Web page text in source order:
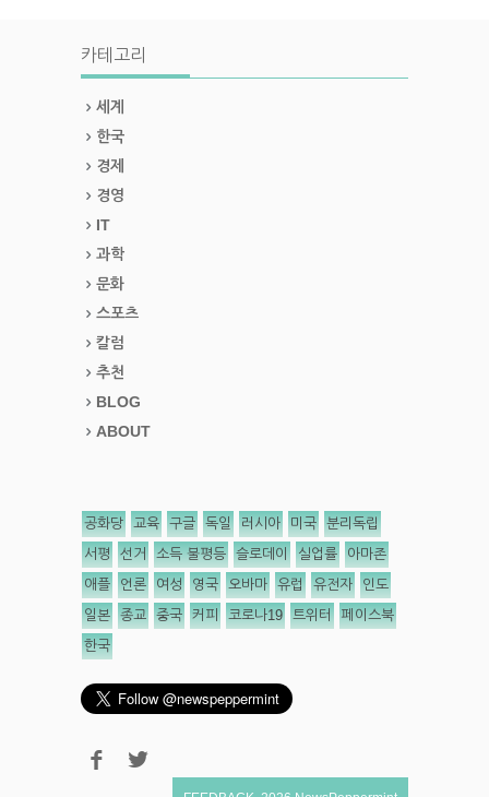
카테고리
세계
한국
경제
경영
IT
과학
문화
스포츠
칼럼
추천
BLOG
ABOUT
공화당 교육 구글 독일 러시아 미국 분리독립
서평 선거 소득 불평등 슬로데이 실업률 아마존
애플 언론 여성 영국 오바마 유럽 유전자 인도
일본 종교 중국 커피 코로나19 트위터 페이스북
한국